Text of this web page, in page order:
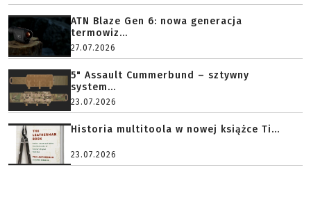
ATN Blaze Gen 6: nowa generacja
termowiz...
27.07.2026
5" Assault Cummerbund – sztywny
system...
23.07.2026
Historia multitoola w nowej książce Ti...
23.07.2026